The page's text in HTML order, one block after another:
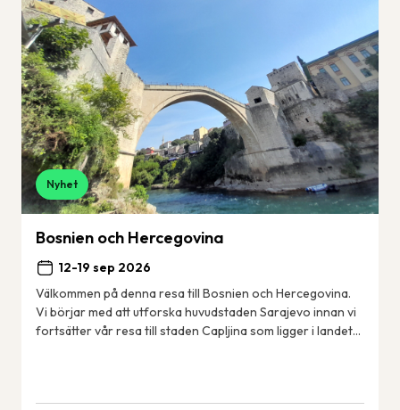
Nyhet
Bosnien och Hercegovina
12-19 sep 2026
Välkommen på denna resa till Bosnien och Hercegovina.
Vi börjar med att utforska huvudstaden Sarajevo innan vi
fortsätter vår resa till staden Capljina som ligger i landets